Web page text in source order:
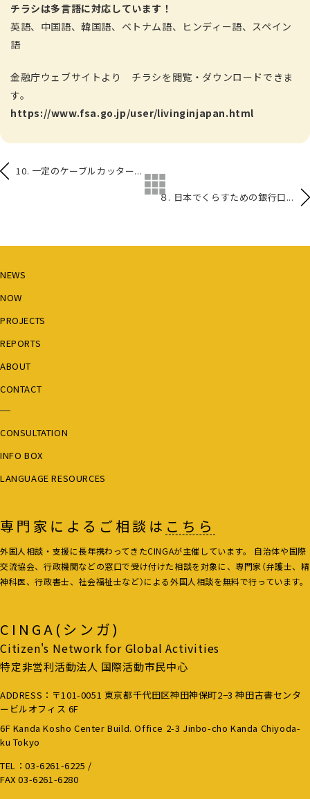
チラシは多言語に対応しています！
英語、中国語、韓国語、ベトナム語、ヒンディー語、スペイン
語
金融庁ウェブサイトより チラシを閲覧・ダウンロードできま
す。
https://www.fsa.go.jp/user/livinginjapan.html
10. 一定のケーブルカッター...
８. 日本でくらすための銀行口...
NEWS
NOW
PROJECTS
REPORTS
ABOUT
CONTACT
CONSULTATION
INFO BOX
LANGUAGE RESOURCES
CINGA(シンガ)
Citizen's Network for Global Activities
特定非営利活動法人 国際活動市民中心
ADDRESS：〒101-0051 東京都千代田区神田神保町2−3 神田古書センタ
ービルオフィス 6F
6F Kanda Kosho Center Build. Office 2-3 Jinbo-cho Kanda Chiyoda-
ku Tokyo
TEL：03-6261-6225 /
FAX 03-6261-6280
専門家によるご相談は こちら
外国人相談・支援に長年携わってきたCINGAが主催しています。 自治体や国際
交流協会、行政機関などの窓口で受け付けた相談を対象に、専門家（弁護士、精
神科医、行政書士、社会福祉士など）による外国人相談を無料で行っています。